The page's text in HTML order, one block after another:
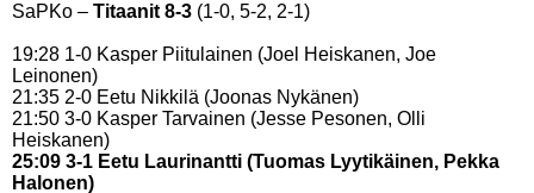
SaPKo – Titaanit 8-3 (1-0, 5-2, 2-1)
19:28 1-0 Kasper Piitulainen (Joel Heiskanen, Joe
Leinonen)
21:35 2-0 Eetu Nikkilä (Joonas Nykänen)
21:50 3-0 Kasper Tarvainen (Jesse Pesonen, Olli
Heiskanen)
25:09 3-1 Eetu Laurinantti (Tuomas Lyytikäinen, Pekka
Halonen)